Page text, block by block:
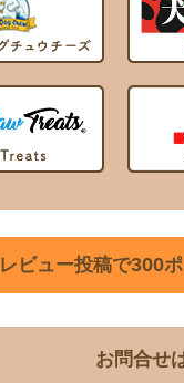
レビュー投稿で300
お問合せ